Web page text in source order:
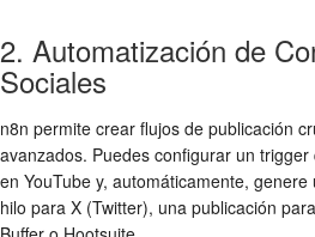
2. Automatización de
Sociales
n8n permite crear flujos de publicación
avanzados. Puedes configurar un
en YouTube y, automáticamente,
hilo para X (Twitter), una publicación